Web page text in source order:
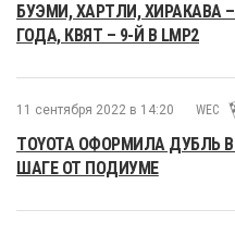
БУЭМИ, ХАРТЛИ, ХИРАКАВА
ГОДА, КВЯТ – 9-Й В LMP2
11 сентября 2022 в 14:20 WEC
TOYOTA ОФОРМИЛА ДУБЛЬ В
ШАГЕ ОТ ПОДИУМЕ